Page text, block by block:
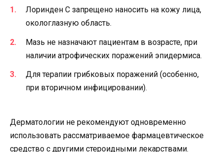
Лоринден С запрещено наносить на кожу лица,
окологлазную область.
Мазь не назначают пациентам в возрасте, при
наличии атрофических поражений эпидермиса.
Для терапии грибковых поражений (особенно,
при вторичном инфицировании).
Дерматологии не рекомендуют одновременно
использовать рассматриваемое фармацевтическое
средство с другими стероидными лекарствами.